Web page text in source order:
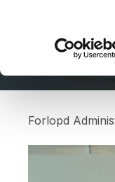
Forlopd